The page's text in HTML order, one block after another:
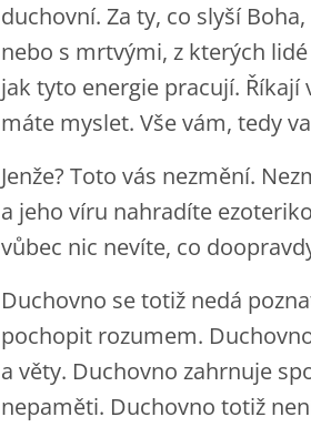
duchovní. Za ty, co slyší
nebo s mrtvými, z kterých
jak tyto energie pracují.
máte myslet. Vše vám, tedy
Jenže? Toto vás nezmění.
a jeho víru nahradíte
vůbec nic nevíte, co
Duchovno se totiž nedá
pochopit rozumem.
a věty. Duchovno zahrnuje
nepaměti. Duchovno totiž